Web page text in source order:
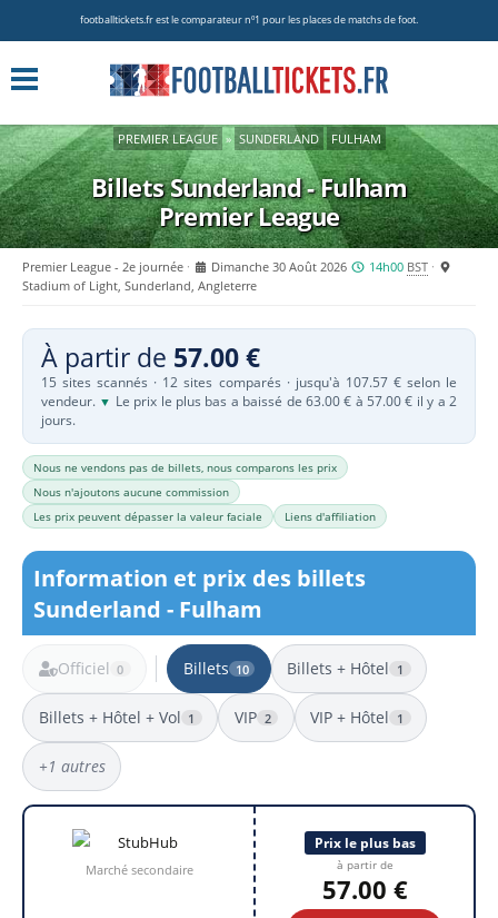
footballtickets.fr est le comparateur nº1 pour les places de matchs de foot.
PREMIER LEAGUE » SUNDERLAND FULHAM
Billets Sunderland - Fulham
Premier League
Premier League - 2e journée Dimanche 30 Août 2026 14h00 BST
Stadium of Light, Sunderland, Angleterre
À partir de 57.00 €
15 sites scannés · 12 sites comparés · jusqu'à 107.57 € selon le
vendeur. ▼ Le prix le plus bas a baissé de 63.00 € à 57.00 € il y a 2
jours.
Nous ne vendons pas de billets, nous comparons les prix
Nous n'ajoutons aucune commission
Les prix peuvent dépasser la valeur faciale
Liens d'affiliation
Information et prix des billets
Sunderland - Fulham
Officiel 0 Billets 10 Billets + Hôtel 1
Billets + Hôtel + Vol 1 VIP 2 VIP + Hôtel 1
+1 autres
10 résultats
Marché secondaire
Prix le plus bas
à partir de
57.00 €